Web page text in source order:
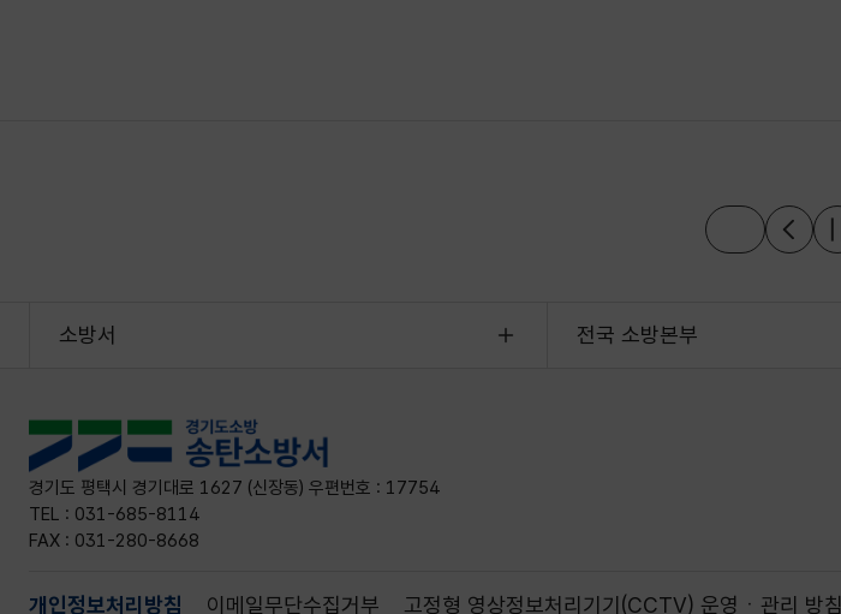
소방서 전국 소방본부
경기도 평택시 경기대로 1627 (신장동) 우편번호 : 17754
TEL : 031-685-8114
FAX : 031-280-8668
개인정보처리방침 이메일무단수집거부 고정형 영상정보처리기기(CCTV) 운영ㆍ관리 방침